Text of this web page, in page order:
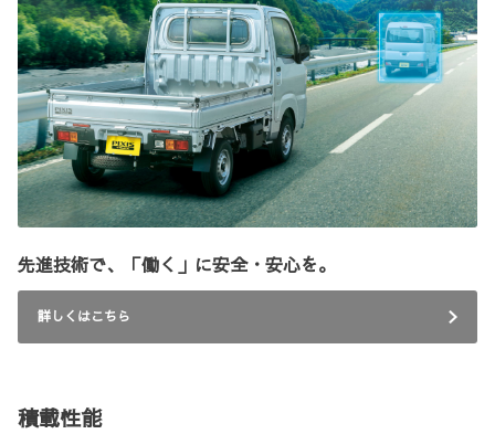
先進技術で、「働く」に安全・安心を。
詳しくはこちら
積載性能